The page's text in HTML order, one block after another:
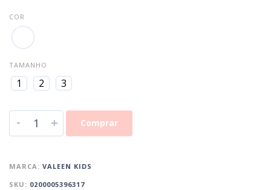
COR
TAMANHO
1 2 3
- + Comprar
MARCA: VALEEN KIDS
SKU: 0200005396317